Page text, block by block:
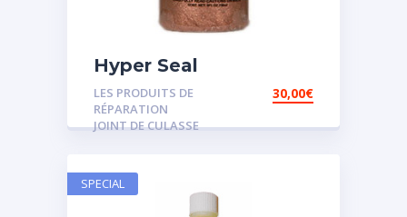
Hyper Seal
LES PRODUITS DE
RÉPARATION
JOINT DE CULASSE
30,00€
SPECIAL